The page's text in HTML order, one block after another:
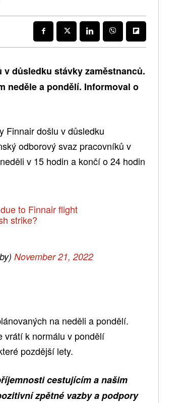
důsledku stávky zaměstnanců.
neděle a pondělí. Informoval o
Finnair došlu v důsledku
odborový svaz pracovníků v
v 15 hodin a končí o 24 hodin
to Finnair flight
strike?
November 21, 2022
na neděli a pondělí.
vrátí k normálu v pondělí
pozdější lety.
cestujícím a našim
zpětné vazby a podpory